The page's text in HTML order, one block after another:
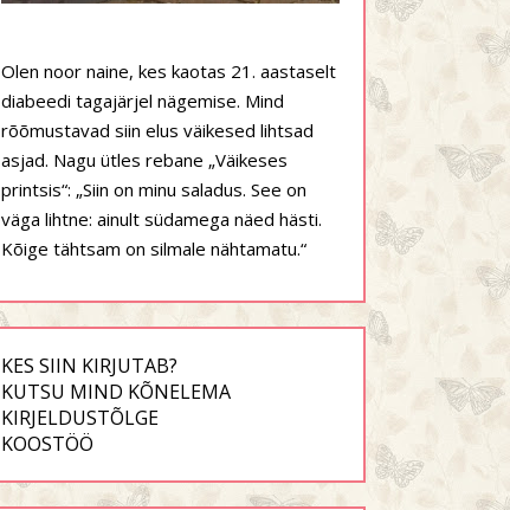
Olen noor naine, kes kaotas 21. aastaselt
diabeedi tagajärjel nägemise. Mind
rõõmustavad siin elus väikesed lihtsad
asjad. Nagu ütles rebane „Väikeses
printsis“: „Siin on minu saladus. See on
väga lihtne: ainult südamega näed hästi.
Kõige tähtsam on silmale nähtamatu.“
KES SIIN KIRJUTAB?
KUTSU MIND KÕNELEMA
KIRJELDUSTÕLGE
KOOSTÖÖ